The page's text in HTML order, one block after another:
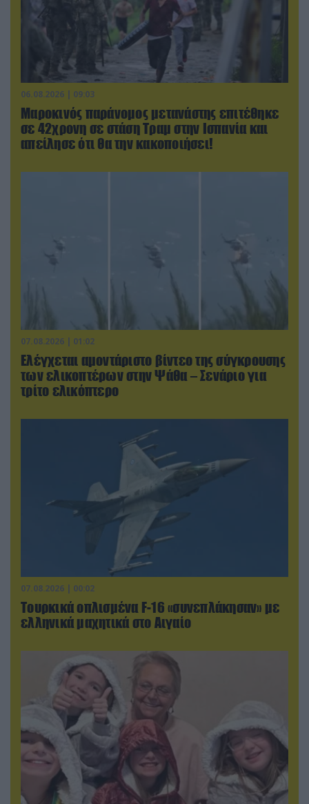
06.08.2026 | 09:03
Μαροκινός παράνομος μετανάστης επιτέθηκε
σε 42χρονη σε στάση Τραμ στην Ισπανία και
απείλησε ότι θα την κακοποιήσει!
07.08.2026 | 01:02
Ελέγχεται αμοντάριστο βίντεο της σύγκρουσης
των ελικοπτέρων στην Ψάθα – Σενάριο για
τρίτο ελικόπτερο
07.08.2026 | 00:02
Τουρκικά οπλισμένα F-16 «συνεπλάκησαν» με
ελληνικά μαχητικά στο Αιγαίο